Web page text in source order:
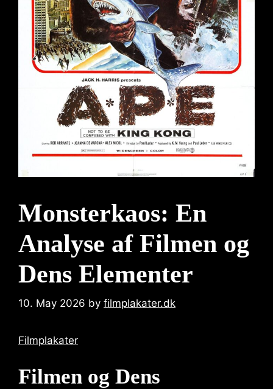
Monsterkaos: En
Analyse af Filmen og
Dens Elementer
10. May 2026 by filmplakater.dk
Filmplakater
Filmen og Dens